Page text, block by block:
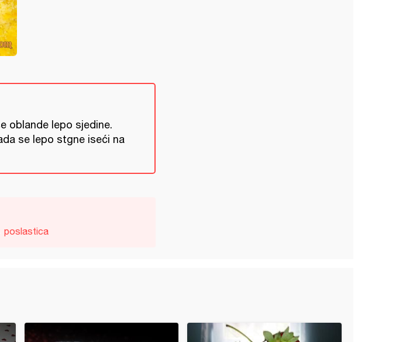
oblande lepo sjedine.
se lepo stgne iseći na
poslastica